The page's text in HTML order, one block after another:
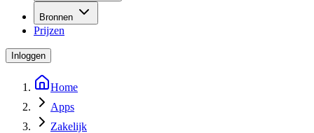
Bronnen
Prijzen
Inloggen
Home
Apps
Zakelijk